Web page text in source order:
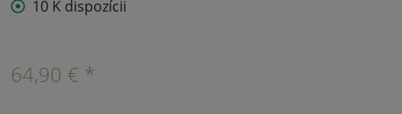
10 K dispozícii
64,90 € *